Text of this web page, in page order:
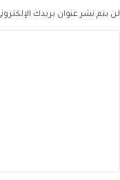
لن يتم نشر عنوان بريدك